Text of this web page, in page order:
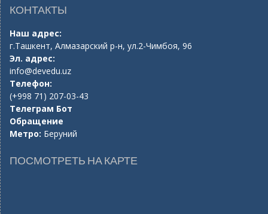
КОНТАКТЫ
Наш адрес:
г.Ташкент, Алмазарский р-н, ул.2-Чимбоя, 96
Эл. адрес:
info@devedu.uz
Телефон:
(+998 71) 207-03-43
Телеграм Бот
Обращение
Метро: Беруний
ПОСМОТРЕТЬ НА КАРТЕ